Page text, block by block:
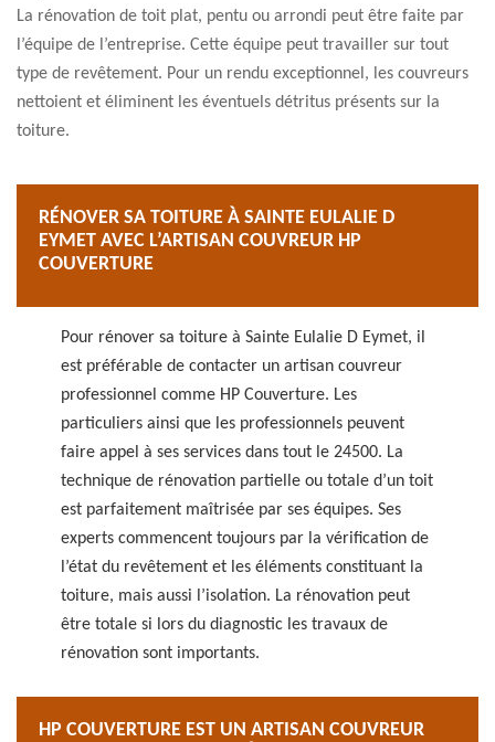
La rénovation de toit plat, pentu ou arrondi peut être faite par
l’équipe de l’entreprise. Cette équipe peut travailler sur tout
type de revêtement. Pour un rendu exceptionnel, les couvreurs
nettoient et éliminent les éventuels détritus présents sur la
toiture.
RÉNOVER SA TOITURE À SAINTE EULALIE D
EYMET AVEC L’ARTISAN COUVREUR HP
COUVERTURE
Pour rénover sa toiture à Sainte Eulalie D Eymet, il
est préférable de contacter un artisan couvreur
professionnel comme HP Couverture. Les
particuliers ainsi que les professionnels peuvent
faire appel à ses services dans tout le 24500. La
technique de rénovation partielle ou totale d’un toit
est parfaitement maîtrisée par ses équipes. Ses
experts commencent toujours par la vérification de
l’état du revêtement et les éléments constituant la
toiture, mais aussi l’isolation. La rénovation peut
être totale si lors du diagnostic les travaux de
rénovation sont importants.
HP COUVERTURE EST UN ARTISAN COUVREUR